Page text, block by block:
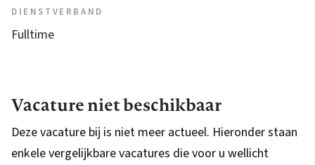
DIENSTVERBAND
Fulltime
Vacature niet beschikbaar
Deze vacature bij is niet meer actueel. Hieronder staan
enkele vergelijkbare vacatures die voor u wellicht